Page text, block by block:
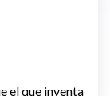
el que inventa